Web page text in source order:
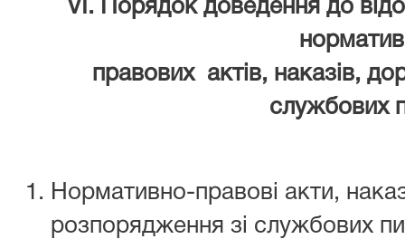
VІ. Порядок доведення до
правових актів, наказів,
службових
Нормативно-правові акти,
розпорядження зі службових